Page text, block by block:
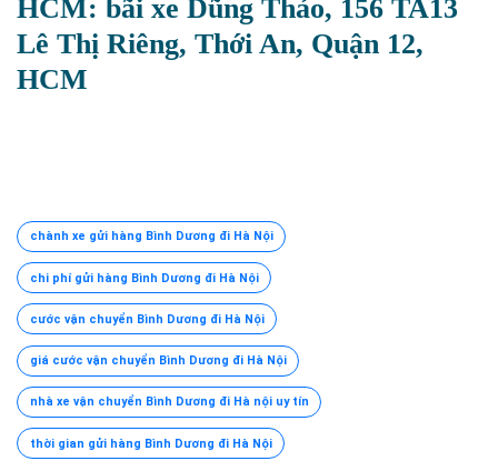
HCM: bãi xe Dũng Thảo, 156 TA13
Lê Thị Riêng, Thới An, Quận 12,
HCM
chành xe gửi hàng Bình Dương đi Hà Nội
chi phí gửi hàng Bình Dương đi Hà Nội
cước vận chuyển Bình Dương đi Hà Nội
giá cước vận chuyển Bình Dương đi Hà Nội
nhà xe vận chuyển Bình Dương đi Hà nội uy tín
thời gian gửi hàng Bình Dương đi Hà Nội